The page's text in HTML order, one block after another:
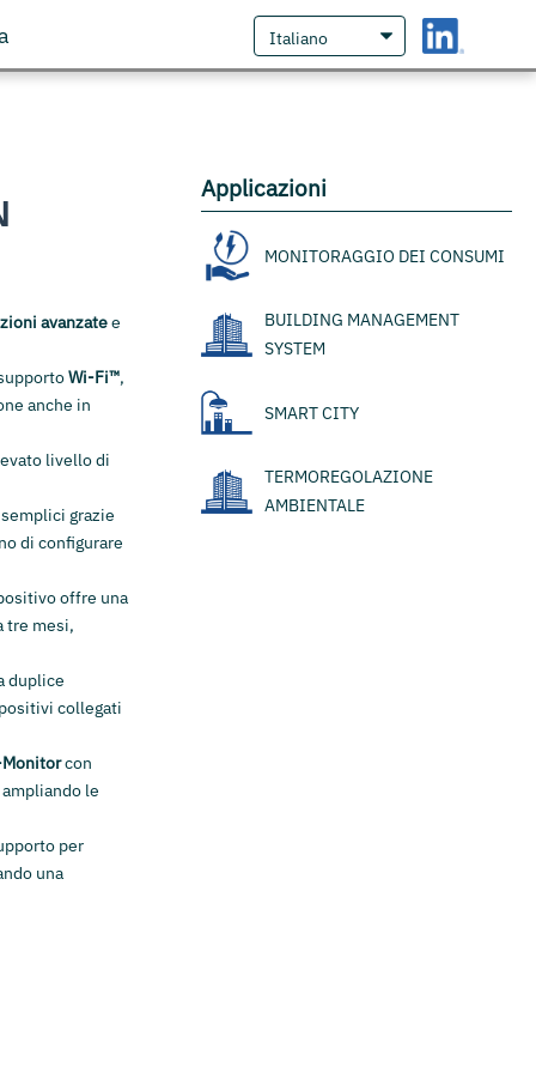
avanzatee
Wi-Fi™,
anche in
livello di
grazie
di configurare
offre una
tre mesi,
duplice
collegati
con
ampliando le
per
una
Applicazioni
MONITORAGGIO DEI CONSUMI
BUILDING MANAGEMENT
SYSTEM
SMART CITY
TERMOREGOLAZIONE
AMBIENTALE